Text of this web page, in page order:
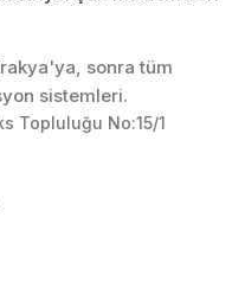
sonra tüm
sistemleri.
Topluluğu No:15/1